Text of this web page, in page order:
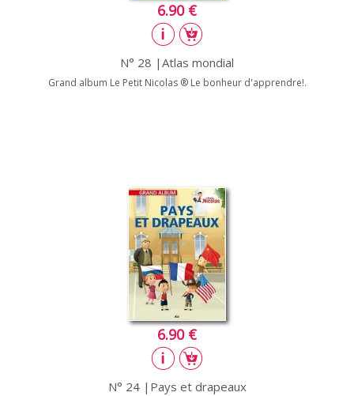
6.90 €
N° 28 |Atlas mondial
Grand album Le Petit Nicolas ® Le bonheur d'apprendre!.
6.90 €
N° 24 |Pays et drapeaux